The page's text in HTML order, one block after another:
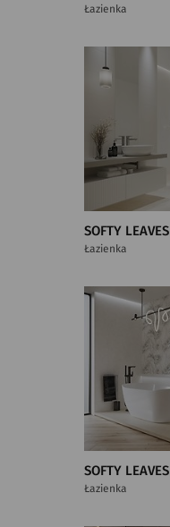
Łazienka
SOFTY LEAVES
Łazienka
SOFTY LEAVES
Łazienka